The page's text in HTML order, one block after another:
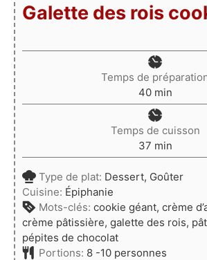
Galette des rois
Temps de
40minutes
min
Temps de cuisson
37minutes
min
Type de plat: Dessert, Goûter
Cuisine: Épiphanie
Mots-clés: cookie géant, crème
crème pâtissière, galette des rois,
pépites de chocolat
Portions: 8 -10 personnes